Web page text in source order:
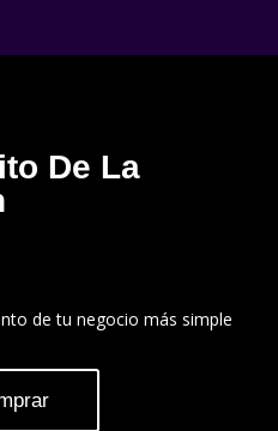
De La
de tu negocio más simple